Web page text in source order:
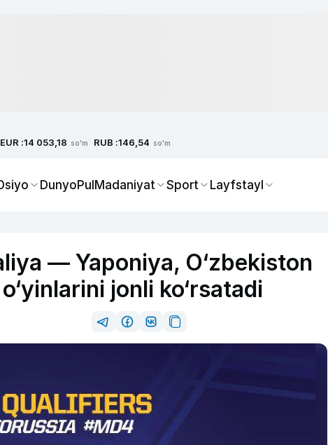
EUR :14 053,18 so'm RUB :146,54 so'm
DunyoPulMadaniyat Sport Layfstayl
— Yaponiya, O‘zbekiston
jonli ko‘rsatadi